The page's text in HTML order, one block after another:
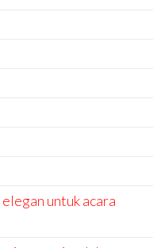
untuk acara